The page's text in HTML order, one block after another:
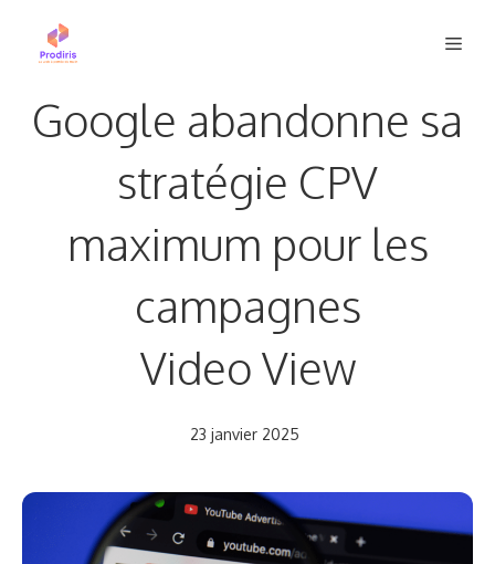
Google abandonne sa
stratégie CPV
maximum pour les
campagnes
Video View
23 janvier 2025